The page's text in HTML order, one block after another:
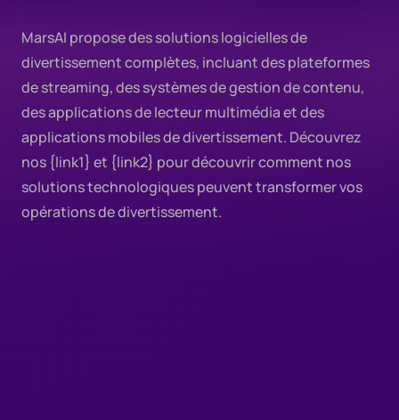
MarsAI propose des solutions logicielles de
divertissement complètes, incluant des plateformes
de streaming, des systèmes de gestion de contenu,
des applications de lecteur multimédia et des
applications mobiles de divertissement. Découvrez
nos {link1} et {link2} pour découvrir comment nos
solutions technologiques peuvent transformer vos
opérations de divertissement.